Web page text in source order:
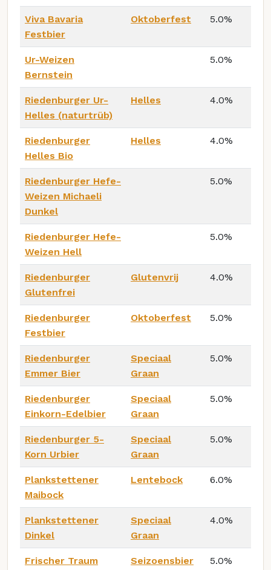
Viva Bavaria
Festbier
Oktoberfest 5.0%
Ur-Weizen
Bernstein
5.0%
Riedenburger Ur-
Helles (naturtrüb)
Helles 4.0%
Riedenburger
Helles Bio
Helles 4.0%
Riedenburger Hefe-
Weizen Michaeli
Dunkel
5.0%
Riedenburger Hefe-
Weizen Hell
5.0%
Riedenburger
Glutenfrei
Glutenvrij 4.0%
Riedenburger
Festbier
Oktoberfest 5.0%
Riedenburger
Emmer Bier
Speciaal
Graan
5.0%
Riedenburger
Einkorn-Edelbier
Speciaal
Graan
5.0%
Riedenburger 5-
Korn Urbier
Speciaal
Graan
5.0%
Plankstettener
Maibock
Lentebock 6.0%
Plankstettener
Dinkel
Speciaal
Graan
4.0%
Frischer Traum
Seizoensbier 5.0%